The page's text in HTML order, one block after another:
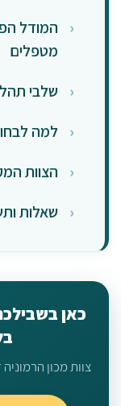
המודל
מטפלים
שלבי
למה
הצוות
שאלות
כאן
צוות מכון